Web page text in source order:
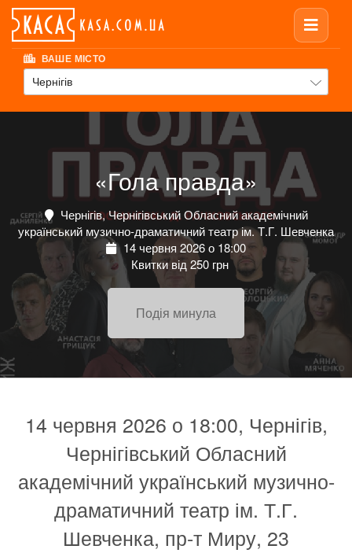
ВАШЕ МІСТО
Чернігів
«Гола правда»
Чернігів, Чернігівський Обласний академічний
український музично-драматичний театр ім. Т.Г. Шевченка
14 червня 2026 о 18:00
Квитки від 250 грн
Подія минула
14 червня 2026 о 18:00, Чернігів,
Чернігівський Обласний
академічний український музично-
драматичний театр ім. Т.Г.
Шевченка, пр-т Миру, 23